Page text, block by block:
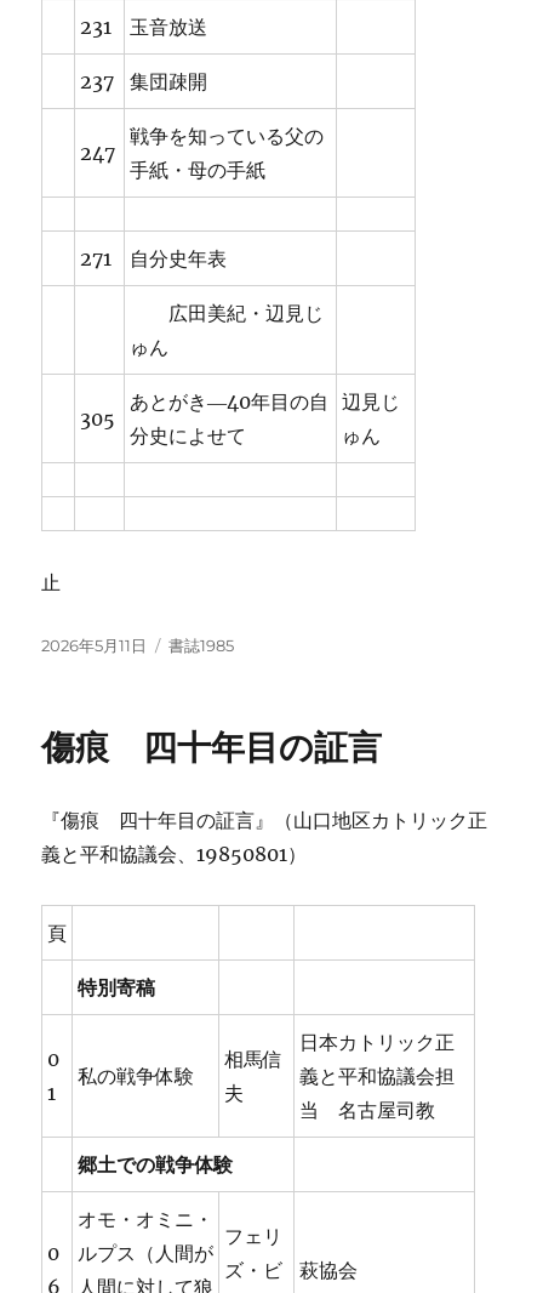
231 玉音放送
237 集団疎開
247
戦争を知っている父の
手紙・母の手紙
271 自分史年表
広田美紀・辺見じ
ゅん
305
あとがき―40年目の自
分史によせて
辺見じ
ゅん
止
投
2026年5月11日
カ
ー
書誌1985
傷痕 四十年目の証言
『傷痕 四十年目の証言』（山口地区カトリック正
義と平和協議会、19850801）
頁
特別寄稿
0
1
私の戦争体験
相馬信
夫
日本カトリック正
義と平和協議会担
当 名古屋司教
郷土での戦争体験
0
6
オモ・オミニ・
ルプス（人間が
人間に対して狼
フェリ
ズ・ビ
萩協会